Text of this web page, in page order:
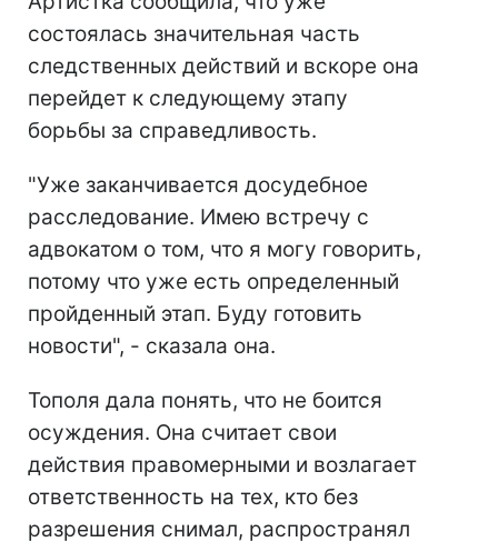
состоялась значительная часть
следственных действий и вскоре она
перейдет к следующему этапу
борьбы за справедливость.
"Уже заканчивается досудебное
расследование. Имею встречу с
адвокатом о том, что я могу говорить,
потому что уже есть определенный
пройденный этап. Буду готовить
новости", - сказала она.
Тополя дала понять, что не боится
осуждения. Она считает свои
действия правомерными и возлагает
ответственность на тех, кто без
разрешения снимал, распространял